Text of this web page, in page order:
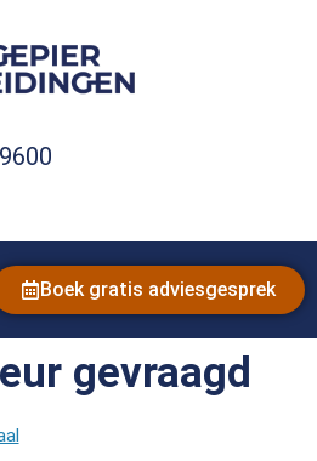
Boek gratis adviesgesprek
gevraagd